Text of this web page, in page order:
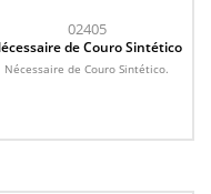
02405
de Couro Sintético
Nécessaire de Couro Sintético.